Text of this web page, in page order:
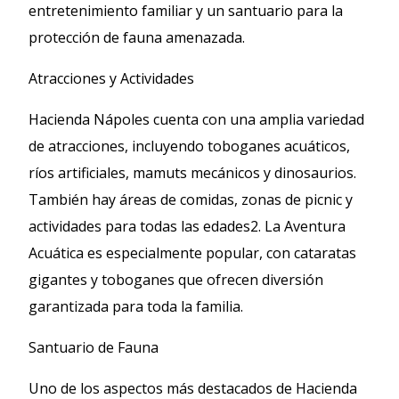
entretenimiento familiar y un santuario para la
protección de fauna amenazada.
Atracciones y Actividades
Hacienda Nápoles cuenta con una amplia variedad
de atracciones, incluyendo toboganes acuáticos,
ríos artificiales, mamuts mecánicos y dinosaurios.
También hay áreas de comidas, zonas de picnic y
actividades para todas las edades2. La Aventura
Acuática es especialmente popular, con cataratas
gigantes y toboganes que ofrecen diversión
garantizada para toda la familia.
Santuario de Fauna
Uno de los aspectos más destacados de Hacienda